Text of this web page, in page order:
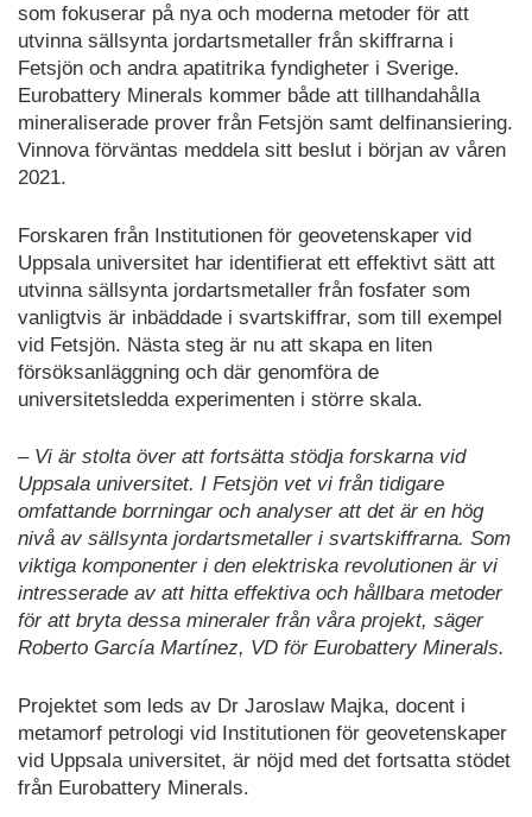
som fokuserar på nya och moderna metoder för att
utvinna sällsynta jordartsmetaller från skiffrarna i
Fetsjön och andra apatitrika fyndigheter i Sverige.
Eurobattery Minerals kommer både att tillhandahålla
mineraliserade prover från Fetsjön samt delfinansiering.
Vinnova förväntas meddela sitt beslut i början av våren
2021.
Forskaren från Institutionen för geovetenskaper vid
Uppsala universitet har identifierat ett effektivt sätt att
utvinna sällsynta jordartsmetaller från fosfater som
vanligtvis är inbäddade i svartskiffrar, som till exempel
vid Fetsjön. Nästa steg är nu att skapa en liten
försöksanläggning och där genomföra de
universitetsledda experimenten i större skala.
– Vi är stolta över att fortsätta stödja forskarna vid
Uppsala universitet. I Fetsjön vet vi från tidigare
omfattande borrningar och analyser att det är en hög
nivå av sällsynta jordartsmetaller i svartskiffrarna. Som
viktiga komponenter i den elektriska revolutionen är vi
intresserade av att hitta effektiva och hållbara metoder
för att bryta dessa mineraler från våra projekt, säger
Roberto García Martínez, VD för Eurobattery Minerals.
Projektet som leds av Dr Jaroslaw Majka, docent i
metamorf petrologi vid Institutionen för geovetenskaper
vid Uppsala universitet, är nöjd med det fortsatta stödet
från Eurobattery Minerals.